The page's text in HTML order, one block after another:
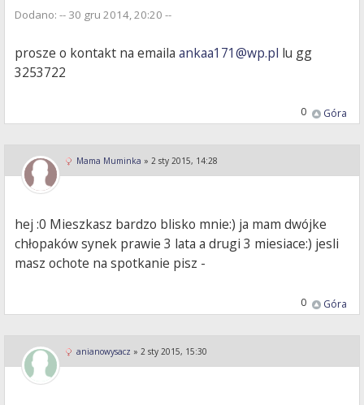
Dodano: -- 30 gru 2014, 20:20 --
prosze o kontakt na emailaankaa171@wp.pl lu gg
3253722
Góra
0
Mama Muminka » 2 sty 2015, 14:28
hej :0 Mieszkasz bardzo blisko mnie:) ja mam dwójke
chłopaków synek prawie 3 lata a drugi 3 miesiace:) jesli
masz ochote na spotkanie pisz -
Góra
0
anianowysacz » 2 sty 2015, 15:30